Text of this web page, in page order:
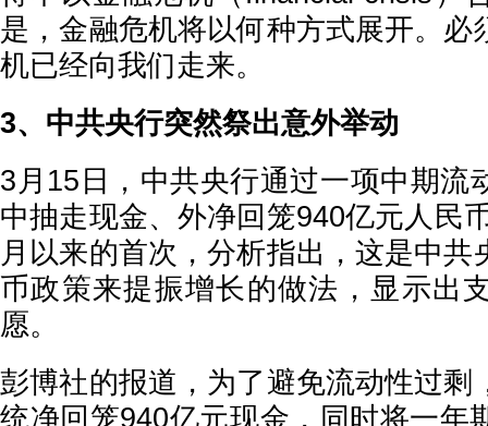
是，金融危机将以何种方式展开。必
机已经向我们走来。
3、中共央行突然祭出意外举动
3月15日，中共央行通过一项中期流
中抽走现金、外净回笼940亿元人民
月以来的首次，分析指出，这是中共
币政策来提振增长的做法，显示出
愿。
彭博社的报道，为了避免流动性过剩
统净回笼940亿元现金，同时将一年